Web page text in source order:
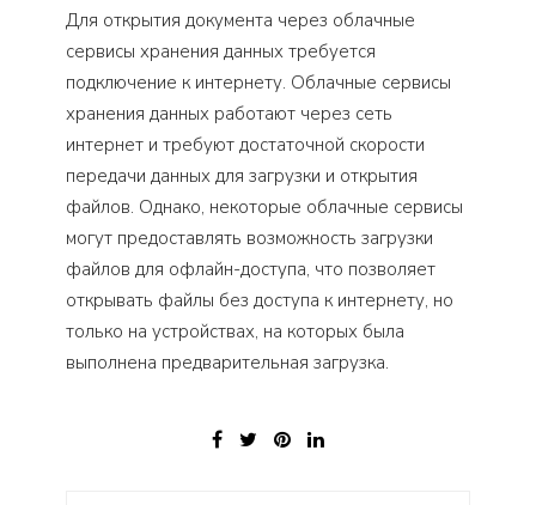
Для открытия документа через облачные
сервисы хранения данных требуется
подключение к интернету. Облачные сервисы
хранения данных работают через сеть
интернет и требуют достаточной скорости
передачи данных для загрузки и открытия
файлов. Однако, некоторые облачные сервисы
могут предоставлять возможность загрузки
файлов для офлайн-доступа, что позволяет
открывать файлы без доступа к интернету, но
только на устройствах, на которых была
выполнена предварительная загрузка.